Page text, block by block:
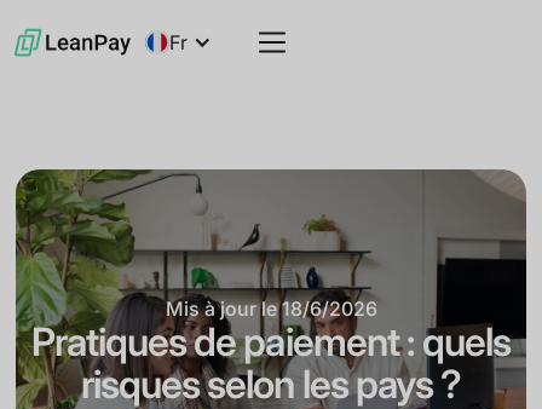
Fr
Mis à jour le 18/6/2026
Pratiques de paiement : quels
risques selon les pays ?